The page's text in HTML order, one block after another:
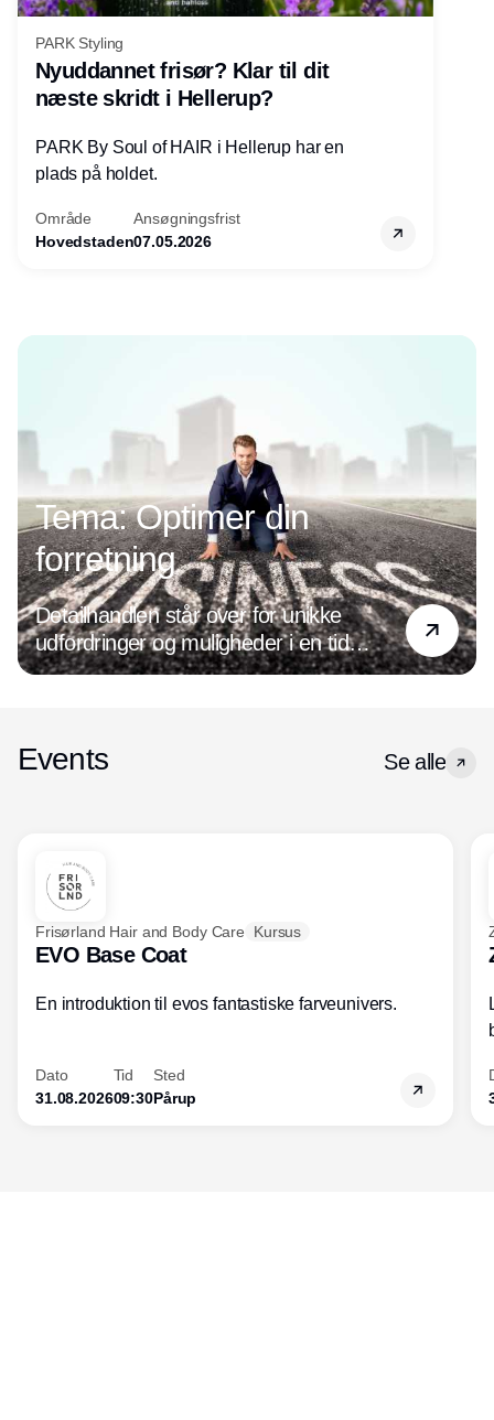
PARK Styling
Nyuddannet frisør? Klar til dit
næste skridt i Hellerup?
PARK By Soul of HAIR i Hellerup har en
plads på holdet.
Område
Hovedstaden
Ansøgningsfrist
07.05.2026
Tema: Optimer din
forretning
Detailhandlen står over for unikke
udfordringer og muligheder i en tid
præget af digital transformation og
de nyeste tendenser og holde øje med
kundeoplevelsen, øges salget og
indtjeningen.
Events Se alle
Frisørland Hair and Body Care Kursus
EVO Base Coat
En introduktion til evos fantastiske farveunivers.
Dato
31.08.2026
Tid
09:30
Sted
Pårup